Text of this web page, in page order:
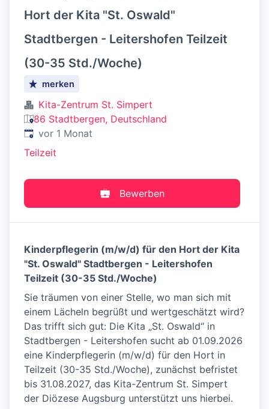
Hort der Kita "St. Oswald"
Stadtbergen - Leitershofen Teilzeit
(30-35 Std./Woche)
merken
Kita-Zentrum St. Simpert
86 Stadtbergen, Deutschland
Veröffentlicht:
vor 1 Monat
Teilzeit
Bewerben
Kinderpflegerin (m/w/d) für den Hort der Kita
"St. Oswald" Stadtbergen - Leitershofen
Teilzeit (30-35 Std./Woche)
Sie träumen von einer Stelle, wo man sich mit
einem Lächeln begrüßt und wertgeschätzt wird?
Das trifft sich gut: Die Kita „St. Oswald“ in
Stadtbergen - Leitershofen sucht ab 01.09.2026
eine Kinderpflegerin (m/w/d) für den Hort in
Teilzeit (30-35 Std./Woche), zunächst befristet
bis 31.08.2027, das Kita-Zentrum St. Simpert
der Diözese Augsburg unterstützt uns hierbei.